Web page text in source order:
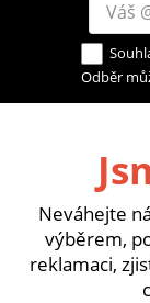
Odběr
Neváhejte
výběrem,
reklamaci,